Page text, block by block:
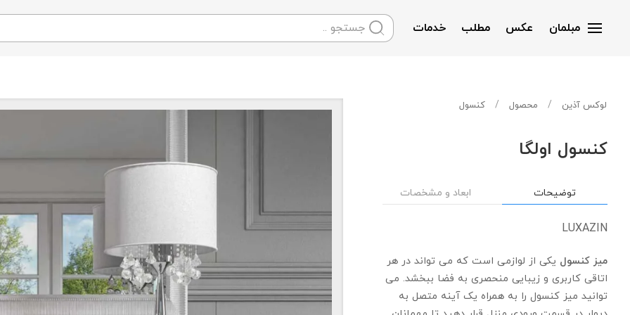
مبلمان عکس مطلب خدمات
لوکس آذین محصول کنسول
کنسول اولگا
توضیحات ابعاد و مشخصات
LUXAZIN
میز کنسول یکی از لوازمی است که می تواند در هر
اتاقی کاربری و زیبایی منحصری به فضا ببخشد. می
توانید میز کنسول را به همراه یک آینه متصل به